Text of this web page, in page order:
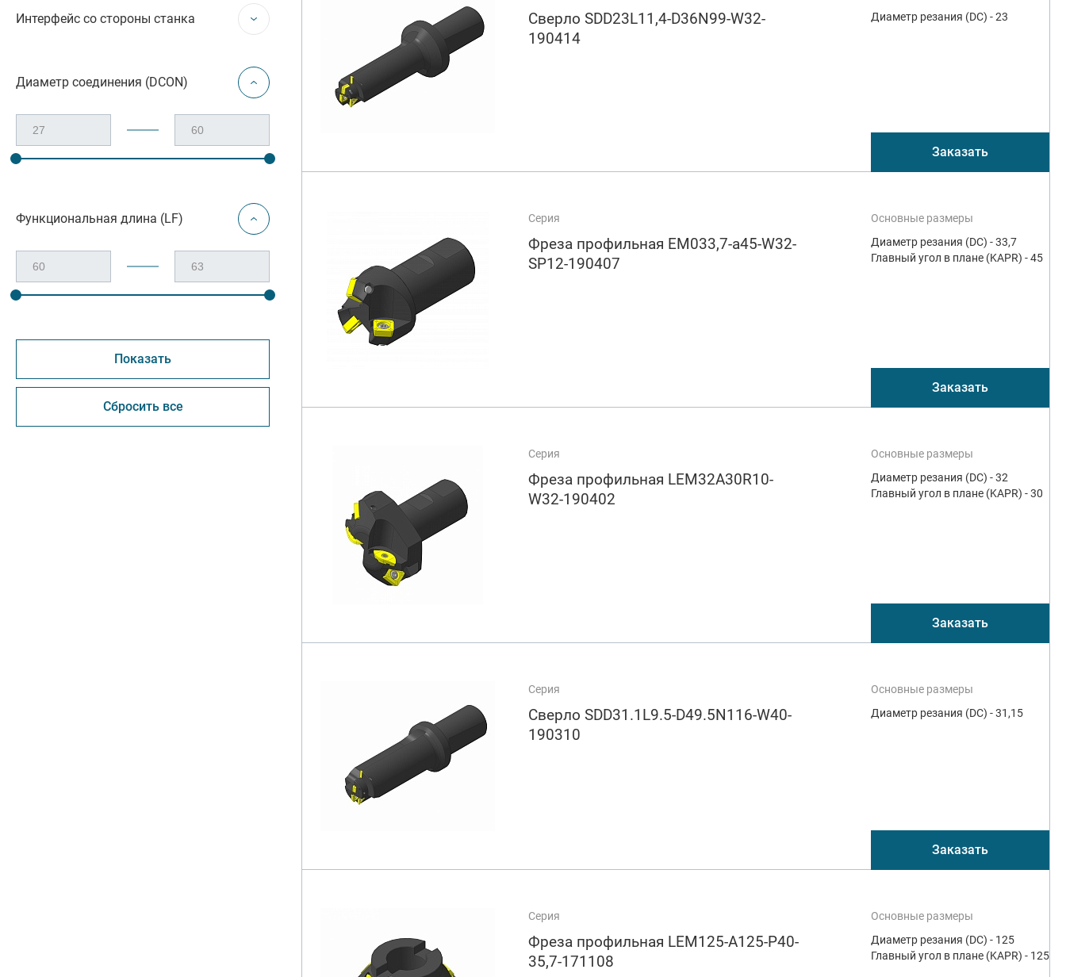
Интерфейс со стороны станка
Диаметр соединения (DCON)
Функциональная длина (LF)
Сверло SDD23L11,4-D36N99-W32-
190414
Диаметр резания (DC) - 23
Заказать
Серия
Фреза профильная EM033,7-a45-W32-
SP12-190407
Основные размеры
Диаметр резания (DC) - 33,7
Главный угол в плане (KAPR) - 45
Заказать
Серия
Фреза профильная LEM32A30R10-
W32-190402
Основные размеры
Диаметр резания (DC) - 32
Главный угол в плане (KAPR) - 30
Заказать
Серия
Сверло SDD31.1L9.5-D49.5N116-W40-
190310
Основные размеры
Диаметр резания (DC) - 31,15
Заказать
Серия
Фреза профильная LEM125-A125-P40-
35,7-171108
Основные размеры
Диаметр резания (DC) - 125
Главный угол в плане (KAPR) - 125